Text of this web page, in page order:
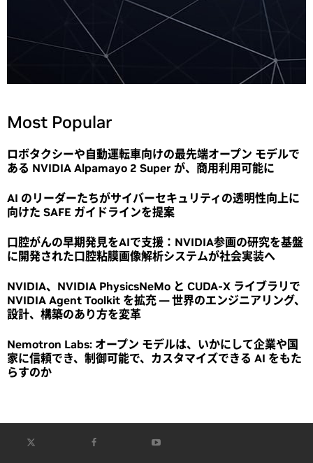
Most Popular
ロボタクシーや自動運転車向けの最先端オープン モデルで
ある NVIDIA Alpamayo 2 Super が、商用利用可能に
AI のリーダーたちがサイバーセキュリティの透明性向上に
向けた SAFE ガイドラインを提案
口腔がんの早期発見をAIで支援：NVIDIA参画の研究を基盤
に開発された口腔粘膜画像解析システムが社会実装へ
NVIDIA、NVIDIA PhysicsNeMo と CUDA-X ライブラリで
NVIDIA Agent Toolkit を拡充 ― 世界のエンジニアリング、
設計、構築のあり方を変革
Nemotron Labs: オープン モデルは、いかにして企業や国
家に信頼でき、制御可能で、カスタマイズできる AI をもた
らすのか